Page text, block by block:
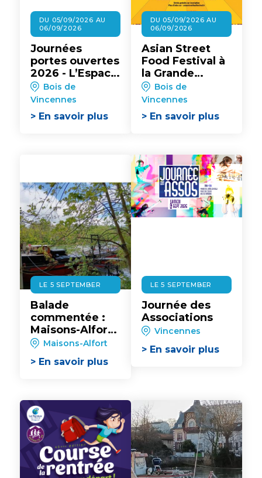
DU 05/09/2026 AU
06/09/2026
Journées
portes ouvertes
2026 - L’Espace
City’zen Paris
Bois de
Vincennes
> En savoir plus
DU 05/09/2026 AU
06/09/2026
Asian Street
Food Festival à
la Grande
Pagode du Bois
de Vincennes
Bois de
Vincennes
> En savoir plus
LE 5 SEPTEMBER
Balade
commentée :
Maisons-Alfort,
ses bords de
Marne et son
architecture
Maisons-Alfort
> En savoir plus
LE 5 SEPTEMBER
Journée des
Associations
Vincennes
> En savoir plus